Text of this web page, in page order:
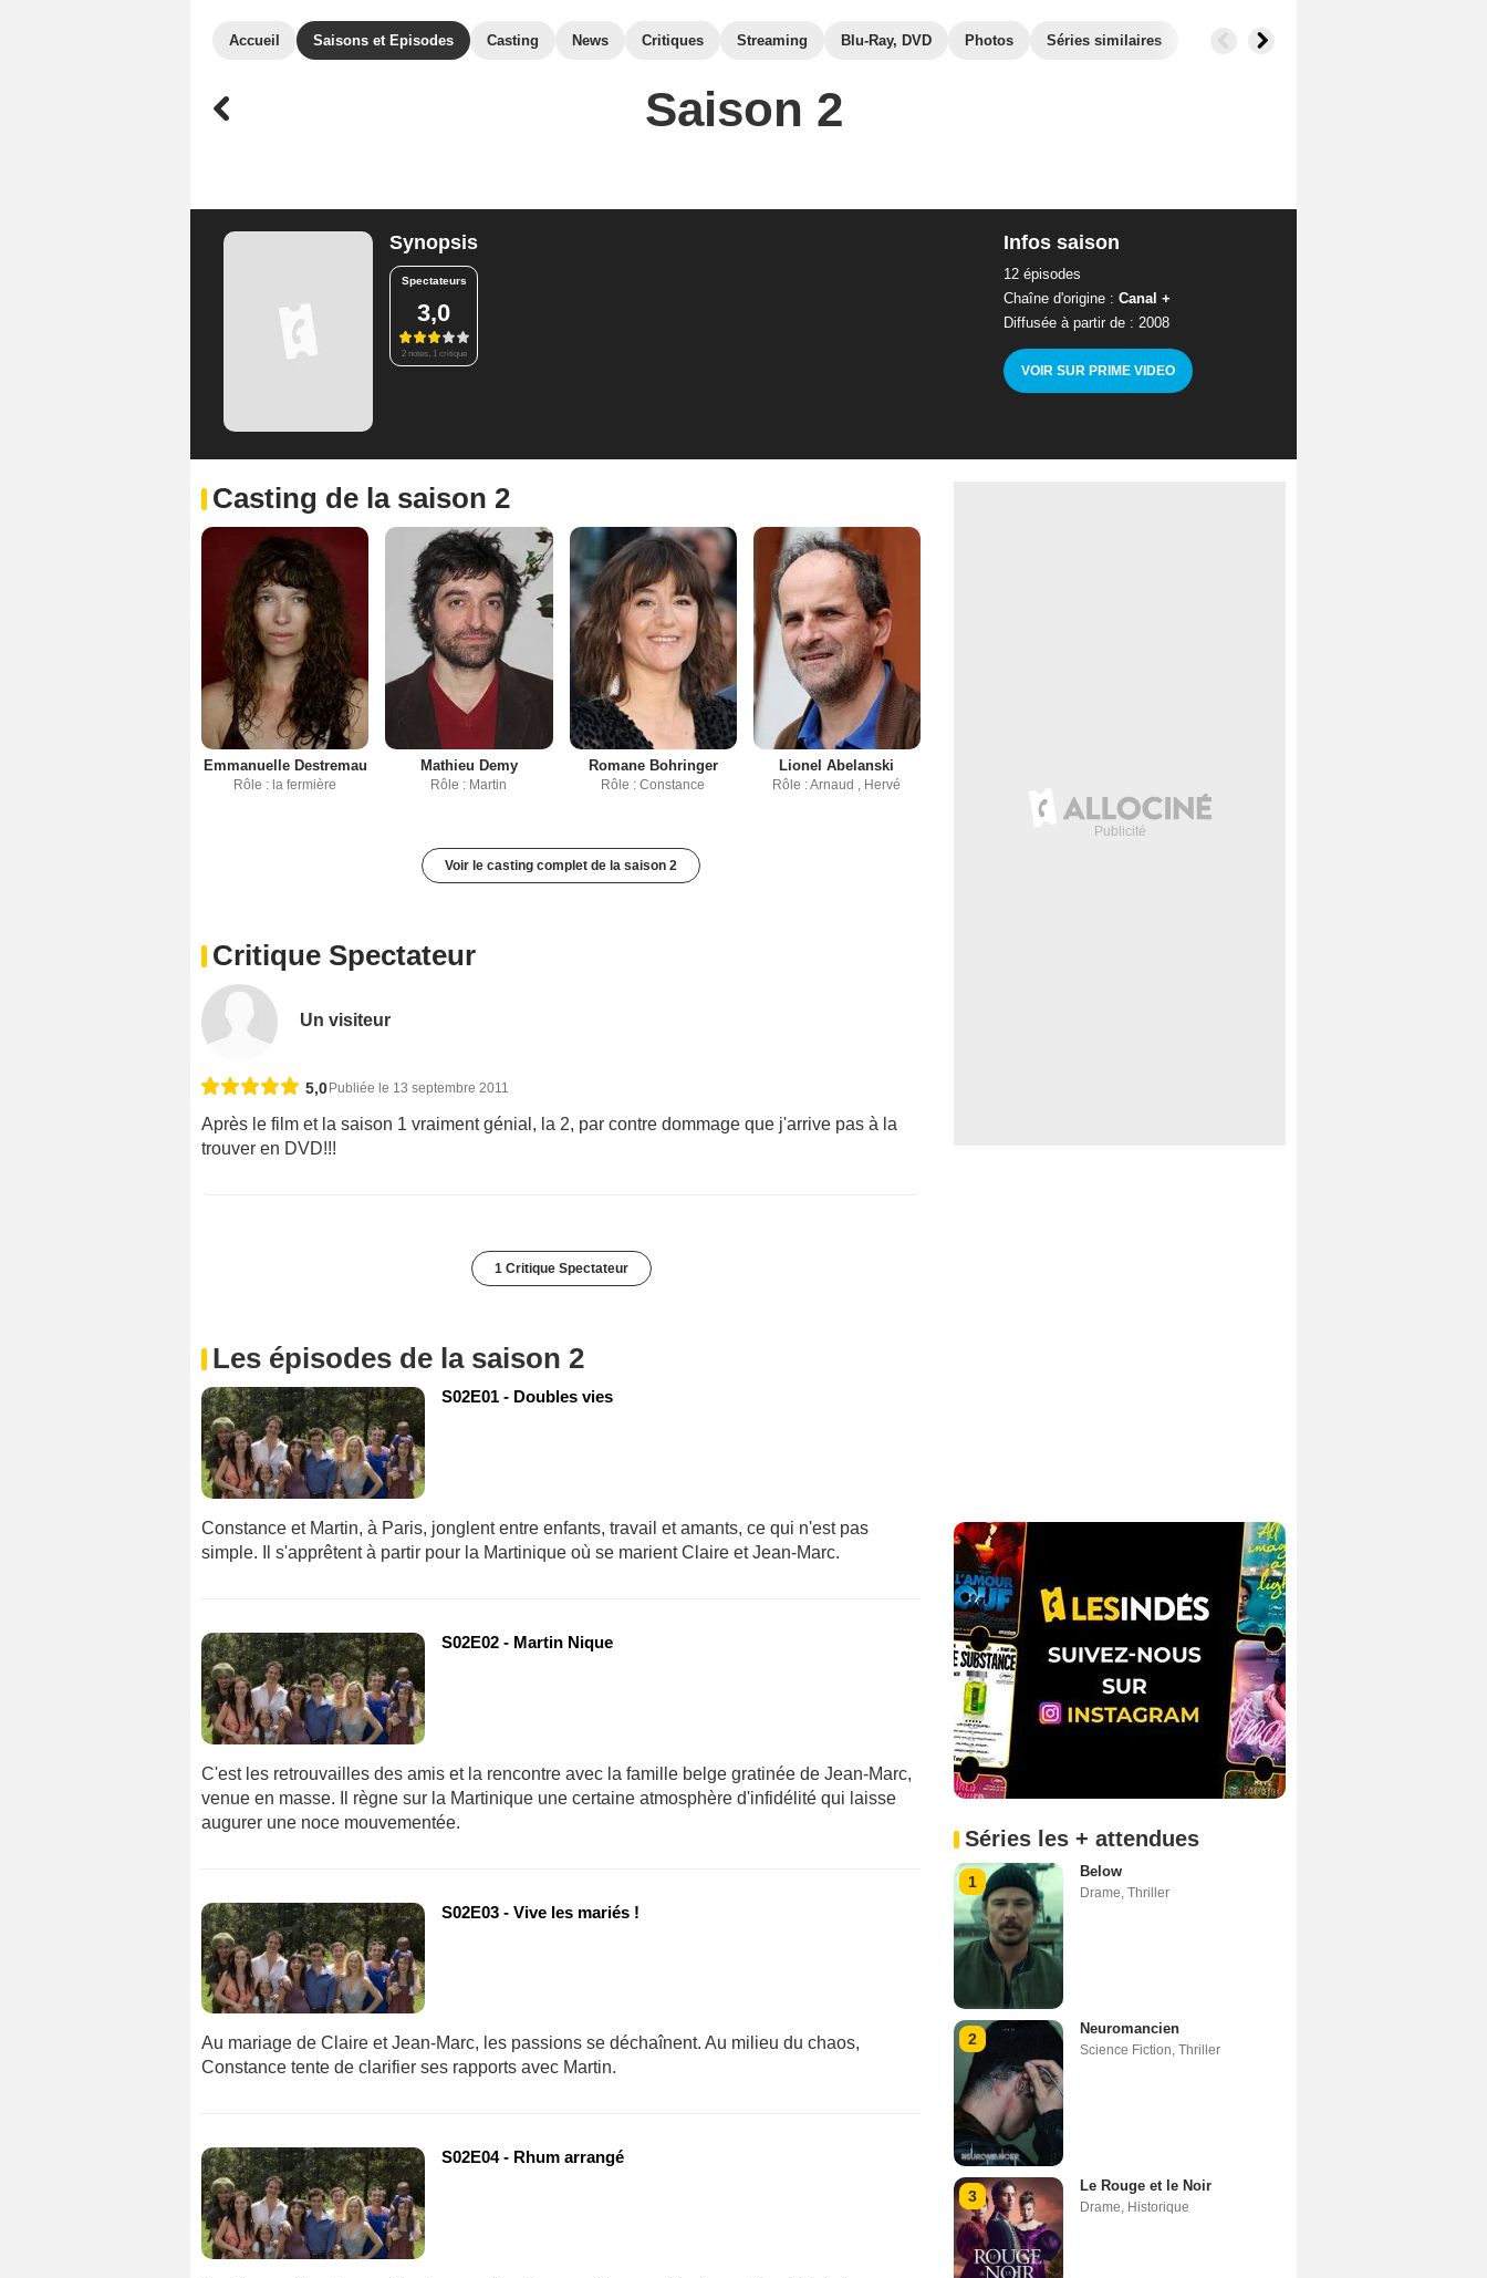
Accueil Saisons et Episodes Casting News Critiques Streaming Blu-Ray, DVD Photos Séries similaires
Saison 2
Synopsis
Spectateurs
3,0
2 notes, 1 critique
Infos saison
12 épisodes
Chaîne d'origine : Canal +
Diffusée à partir de : 2008
VOIR SUR PRIME VIDEO
Casting de la saison 2
Emmanuelle Destremau
Rôle : la fermière
Mathieu Demy
Rôle : Martin
Romane Bohringer
Rôle : Constance
Lionel Abelanski
Rôle : Arnaud , Hervé
Voir le casting complet de la saison 2
Critique Spectateur
Un visiteur
5,0 Publiée le 13 septembre 2011
Après le film et la saison 1 vraiment génial, la 2, par contre dommage que j'arrive pas à la
trouver en DVD!!!
1 Critique Spectateur
Les épisodes de la saison 2
S02E01 - Doubles vies
Constance et Martin, à Paris, jonglent entre enfants, travail et amants, ce qui n'est pas
simple. Il s'apprêtent à partir pour la Martinique où se marient Claire et Jean-Marc.
S02E02 - Martin Nique
C'est les retrouvailles des amis et la rencontre avec la famille belge gratinée de Jean-Marc,
venue en masse. Il règne sur la Martinique une certaine atmosphère d'infidélité qui laisse
augurer une noce mouvementée.
S02E03 - Vive les mariés !
Au mariage de Claire et Jean-Marc, les passions se déchaînent. Au milieu du chaos,
Constance tente de clarifier ses rapports avec Martin.
S02E04 - Rhum arrangé
Séries les + attendues
1
Below
Drame Thriller
2
Neuromancien
Science Fiction Thriller
3
Le Rouge et le Noir
Drame Historique